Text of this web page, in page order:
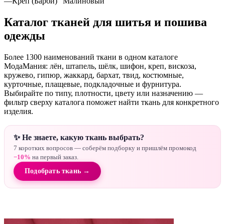
Каталог тканей для шитья и пошива
одежды
Более 1300 наименований ткани в одном каталоге
МодаМания: лён, штапель, шёлк, шифон, креп, вискоза,
кружево, гипюр, жаккард, бархат, твид, костюмные,
курточные, плащевые, подкладочные и фурнитура.
Выбирайте по типу, плотности, цвету или назначению —
фильтр сверху каталога поможет найти ткань для конкретного
изделия.
✨ Не знаете, какую ткань выбрать?
7 коротких вопросов — соберём подборку и пришлём промокод
−10% на первый заказ.
Подобрать ткань →